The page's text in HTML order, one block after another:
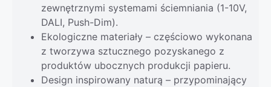
zewnętrznymi systemami ściemniania (1-10V,
DALI, Push-Dim).
Ekologiczne materiały – częściowo wykonana
z tworzywa sztucznego pozyskanego z
produktów ubocznych produkcji papieru.
Design inspirowany naturą – przypominający